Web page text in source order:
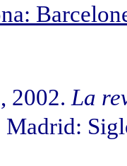
2002. La
Madrid: